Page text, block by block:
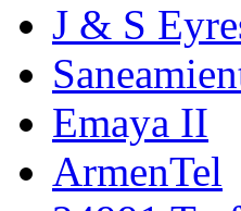
J & S
Emaya II
ArmenTel